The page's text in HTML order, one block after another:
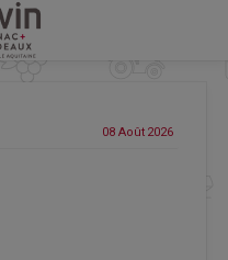
08 Août 2026